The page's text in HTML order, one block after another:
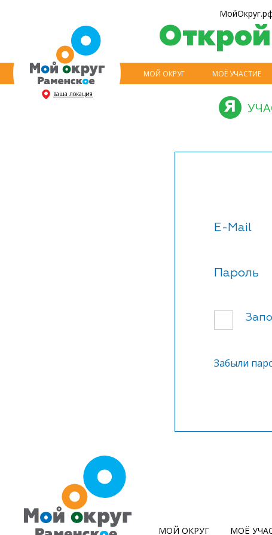
ваша локация
Открой
МОЙ ОКРУГ МОЁ УЧАСТИЕ
E-Mail
Пароль
Забыли
МОЙ ОКРУГ МОЁ